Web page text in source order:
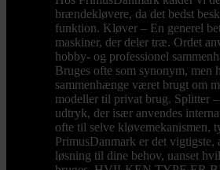
brændekløvere, da det bedst
funktion. Kløver – En generel
maskiner, der deler træ. Ordet
hobby- og professionel
Bruges ofte som synonym, men
sammenhænge været brugt om
modeller til privat brug. Splitter
udtryk, der især anvendes
ofte til selve kløvemekanismen,
PrimusDanmark er det vigtigste,
løsning til dine behov, uanset